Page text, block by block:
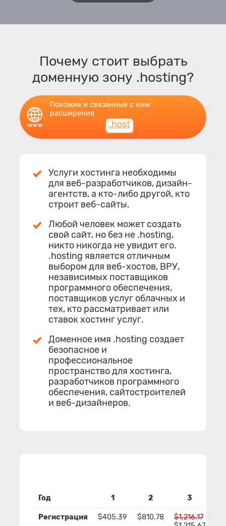
Почему стоит выбрать
доменную зону .hosting?
Похожие и связанные с ним
расширения
.host
Услуги хостинга необходимы
для веб-разработчиков, дизайн-
агентств, а кто-либо другой, кто
строит веб-сайты.
Любой человек может создать
свой сайт, но без не .hosting,
никто никогда не увидит его.
.hosting является отличным
выбором для веб-хостов, ВРУ,
независимых поставщиков
программного обеспечения,
поставщиков услуг облачных и
тех, кто рассматривает или
ставок хостинг услуг.
Доменное имя .hosting создает
безопасное и
профессиональное
пространство для хостинга,
разработчиков программного
обеспечения, сайтостроителей
и веб-дизайнеров.
Год 1 2 3
Регистрация $405.39 $810.78
$1,216.17